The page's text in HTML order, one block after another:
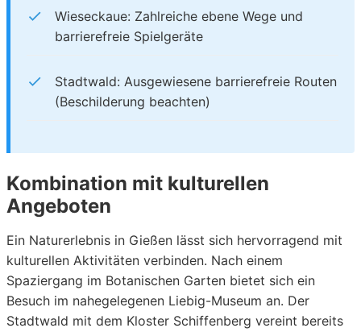
Wieseckaue: Zahlreiche ebene Wege und
barrierefreie Spielgeräte
Stadtwald: Ausgewiesene barrierefreie Routen
(Beschilderung beachten)
Kombination mit kulturellen
Angeboten
Ein Naturerlebnis in Gießen lässt sich hervorragend mit
kulturellen Aktivitäten verbinden. Nach einem
Spaziergang im Botanischen Garten bietet sich ein
Besuch im nahegelegenen Liebig-Museum an. Der
Stadtwald mit dem Kloster Schiffenberg vereint bereits